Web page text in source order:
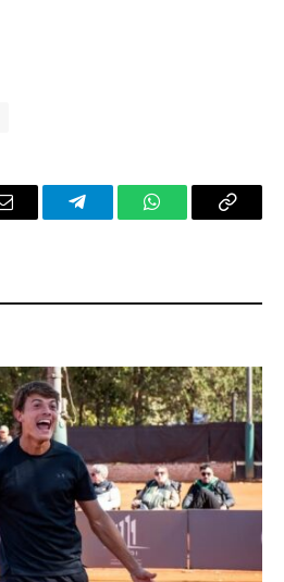
Email TelegramWhatsAppCopy